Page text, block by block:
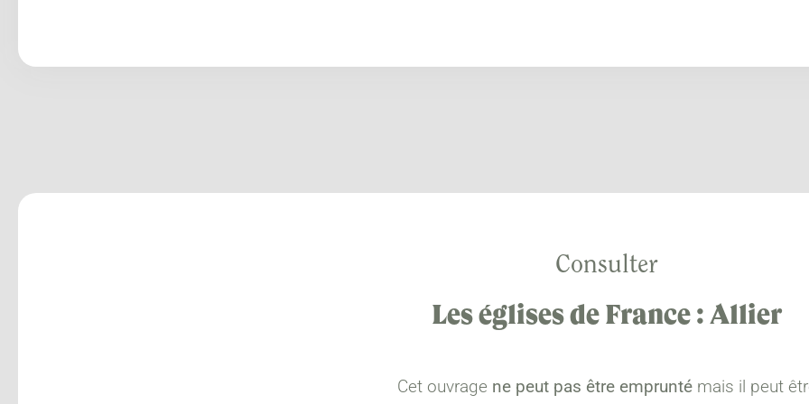
Consulter
Les églises de France : Allier
Cet ouvrage ne peut pas être empruntémais il peut